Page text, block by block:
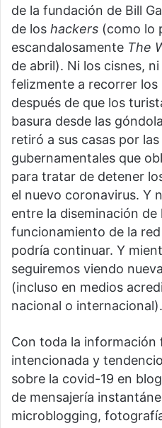
de la fundación de Bill
de los hackers (como lo
escandalosamente The
de abril). Ni los cisnes,
felizmente a recorrer los
después de que los
basura desde las
retiró a sus casas por
gubernamentales que
para tratar de detener
el nuevo coronavirus. Y
entre la diseminación de
funcionamiento de la
podría continuar. Y
seguiremos viendo
(incluso en medios
nacional o internacional).
Con toda la información
intencionada y
sobre la covid-19 en
de mensajería
microblogging,